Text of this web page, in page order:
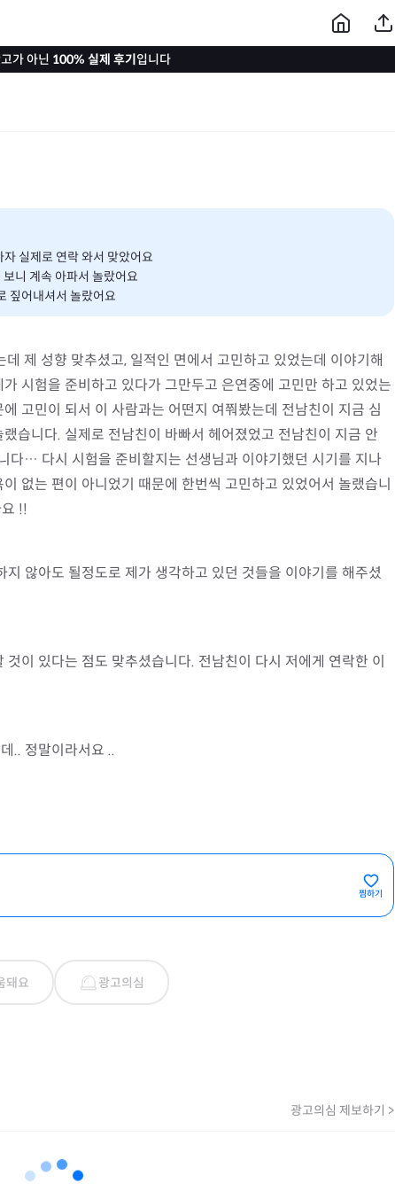
가 아닌 100% 실제 후기입니다
실제로 연락 와서 맞았어요
니 계속 아파서 놀랐어요
짚어내셔서 놀랐어요
제 성향 맞추셨고, 일적인 면에서 고민하고 있었는데 이야기해
시험을 준비하고 있다가 그만두고 은연중에 고민만 하고 있었는
고민이 되서 이 사람과는 어떤지 여쭤봤는데 전남친이 지금 심
습니다. 실제로 전남친이 바빠서 헤어졌었고 전남친이 지금 안
다… 다시 시험을 준비할지는 선생님과 이야기했던 시기를 지나
없는 편이 아니었기 때문에 한번씩 고민하고 있었어서 놀랬습니
!!
않아도 될정도로 제가 생각하고 있던 것들을 이야기를 해주셨
이 있다는 점도 맞추셨습니다. 전남친이 다시 저에게 연락한 이
.. 정말이라서요 ..
찜하기
돼요 광고의심
광고의심 제보하기 >